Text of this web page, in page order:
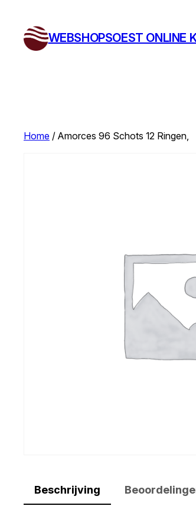
WEBSHOPSOEST ONLINE
Home / Amorces 96 Schots 12 Ringen,
Beschrijving